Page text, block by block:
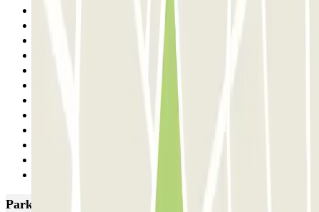
Parkings más valorados en Alicante